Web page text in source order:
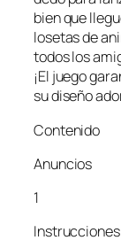
bien que
losetas de
todos los
¡El juego
su diseño
Contenido
Anuncios
1